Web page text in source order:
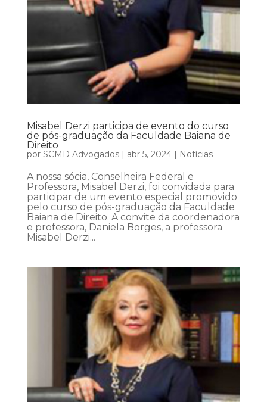
Misabel Derzi participa de evento do curso
de pós-graduação da Faculdade Baiana de
Direito
por SCMD Advogados| abr 5, 2024| Notícias
A nossa sócia, Conselheira Federal e
Professora, Misabel Derzi, foi convidada para
participar de um evento especial promovido
pelo curso de pós-graduação da Faculdade
Baiana de Direito. A convite da coordenadora
e professora, Daniela Borges, a professora
Misabel Derzi...